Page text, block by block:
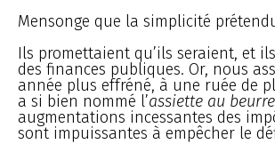
Mensonge que la simplicité
Ils promettaient qu’ils seraient, et
des finances publiques. Or, nous
année plus effréné, à une ruée de
a si bien nommé l’assiette au beurre
augmentations incessantes des
sont impuissantes à empêcher le